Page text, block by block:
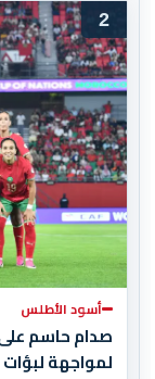
2
أسود الأطلس
صدام حاسم على
لمواجهة